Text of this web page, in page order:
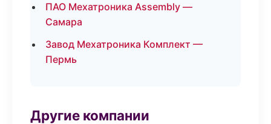
ПАО Мехатроника Assembly —
Самара
Завод Мехатроника Комплект —
Пермь
Другие компании